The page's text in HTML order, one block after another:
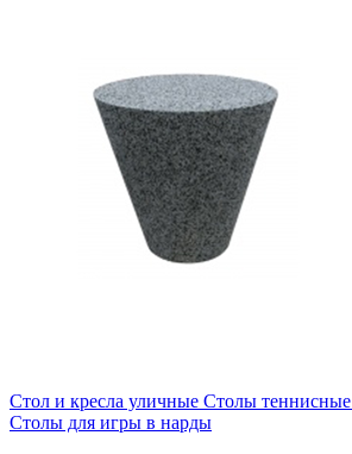
Стол и кресла уличные Cтолы теннисные
Столы для игры в нарды